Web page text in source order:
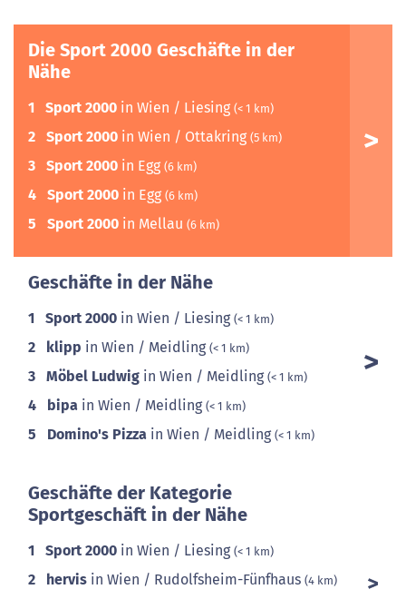
Die Sport 2000 Geschäfte in der
Nähe
1 Sport 2000 in Wien / Liesing (< 1 km)
2 Sport 2000 in Wien / Ottakring (5 km)
3 Sport 2000 in Egg (6 km)
4 Sport 2000 in Egg (6 km)
5 Sport 2000 in Mellau (6 km)
Geschäfte in der Nähe
1 Sport 2000 in Wien / Liesing (< 1 km)
2 klipp in Wien / Meidling (< 1 km)
3 Möbel Ludwig in Wien / Meidling (< 1 km)
4 bipa in Wien / Meidling (< 1 km)
5 Domino's Pizza in Wien / Meidling (< 1 km)
Geschäfte der Kategorie
Sportgeschäft in der Nähe
1 Sport 2000 in Wien / Liesing (< 1 km)
2 hervis in Wien / Rudolfsheim-Fünfhaus (4 km)